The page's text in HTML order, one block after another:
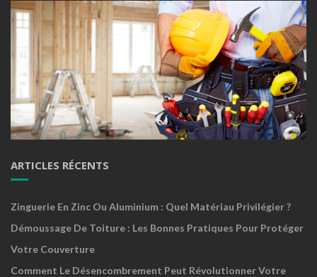
ARTICLES RÉCENTS
Zinguerie En Zinc Ou Aluminium : Quel Matériau Privilégier ?
Démoussage De Toiture : Les Bonnes Pratiques Pour Protéger
Votre Couverture
Comment Le Désencombrement Peut Révolutionner Votre